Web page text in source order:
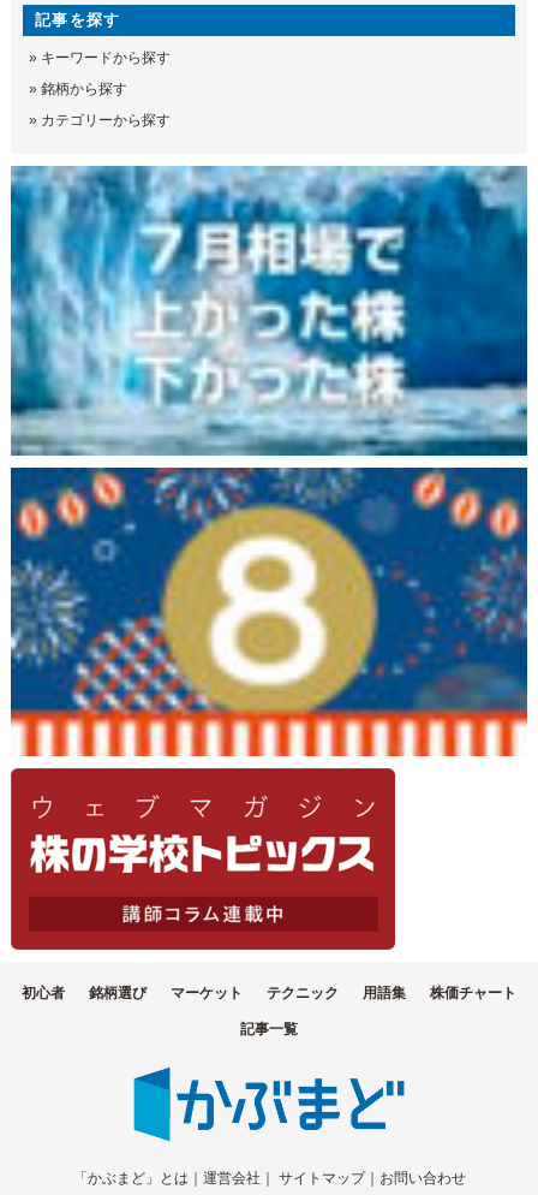
記事を探す
» キーワードから探す
» 銘柄から探す
» カテゴリーから探す
初心者 銘柄選び マーケット テクニック 用語集 株価チャート
記事一覧
「かぶまど」とは ｜ 運営会社 ｜ サイトマップ｜ お問い合わせ